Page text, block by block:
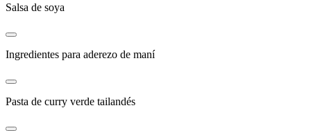
Salsa de soya
Ingredientes para aderezo de maní
Pasta de curry verde tailandés